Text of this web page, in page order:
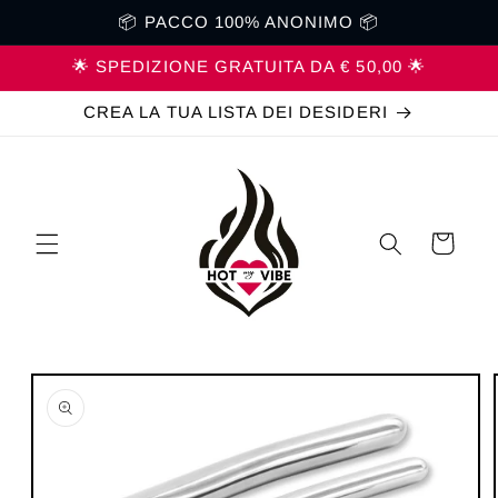
direttamente
ai contenuti
📦 PACCO 100% ANONIMO 📦
🌟 SPEDIZIONE GRATUITA DA € 50,00 🌟
CREA LA TUA LISTA DEI DESIDERI
Carrello
Passa alle
informazioni
sul prodotto